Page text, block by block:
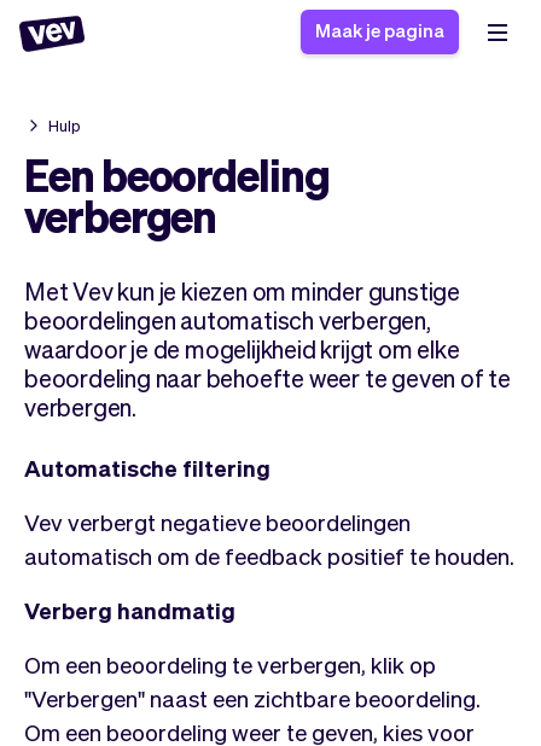
Software voor kleine
bedrijven
Bezorgsoftware
Inschrijfformulier
Bestelsysteem
Software voor
afspraken
Verhalen
Blog
Hulp
Checkout
Nieuwste updates
Betalingen
App
Klanten
Team
Verkopen
Lessen
Marketing
Analytics
Stijl
Automatische piloot
Administratie
Communicatie
Bezorging
Maak je pagina
Hulp
Een beoordeling
verbergen
Met Vev kun je kiezen om minder gunstige
beoordelingen automatisch verbergen,
waardoor je de mogelijkheid krijgt om elke
beoordeling naar behoefte weer te geven of te
verbergen.
Automatische filtering
Vev verbergt negatieve beoordelingen
automatisch om de feedback positief te houden.
Verberg handmatig
Om een beoordeling te verbergen, klik op
"Verbergen" naast een zichtbare beoordeling.
Om een beoordeling weer te geven, kies voor